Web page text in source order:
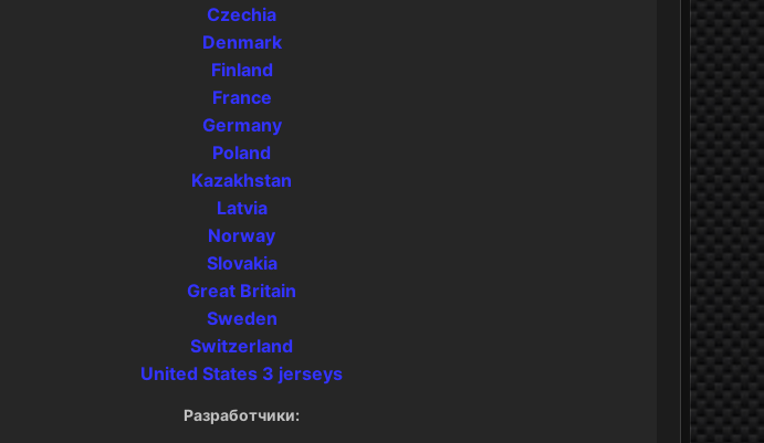
Czechia
Denmark
Finland
France
Germany
Poland
Kazakhstan
Latvia
Norway
Slovakia
Great Britain
Sweden
Switzerland
United States 3 jerseys
Разработчики: